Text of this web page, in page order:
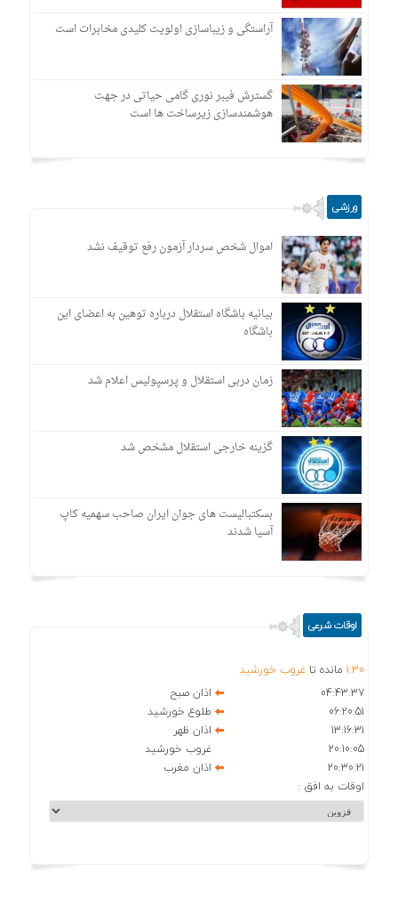
آراستگی و زیباسازی اولویت کلیدی مخابرات است
گسترش فیبر نوری گامی حیاتی در جهت
هوشمندسازی زیرساخت ها است
ورزشی
اموال شخص سردار آزمون رفع توقیف نشد
بیانیه باشگاه استقلال درباره توهین به اعضای این
باشگاه
زمان دربی استقلال و پرسپولیس اعلام شد
گزینه خارجی استقلال مشخص شد
بسکتبالیست های جوان ایران صاحب سهمیه کاپ
آسیا شدند
اوقات شرعی
1:30 مانده تا غروب خورشید
04:43:37
اذان صبح
06:20:51
طلوع خورشید
13:16:31
اذان ظهر
20:10:05
غروب خورشید
20:30:21
اذان مغرب
اوقات به افق :